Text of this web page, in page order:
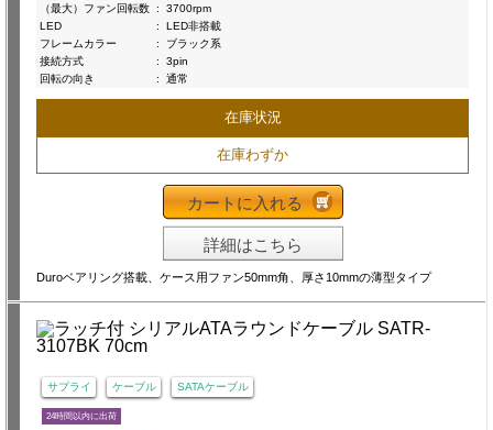
（最大）ファン回転数 :
3700rpm
LED
:
LED非搭載
フレームカラー
:
ブラック系
接続方式
:
3pin
回転の向き
: 通常
在庫状況
在庫わずか
カートに入れる
詳細はこちら
Duroベアリング搭載、ケース用ファン50mm角、厚さ10mmの薄型タイプ
サプライ ケーブル SATAケーブル
24時間以内に出荷